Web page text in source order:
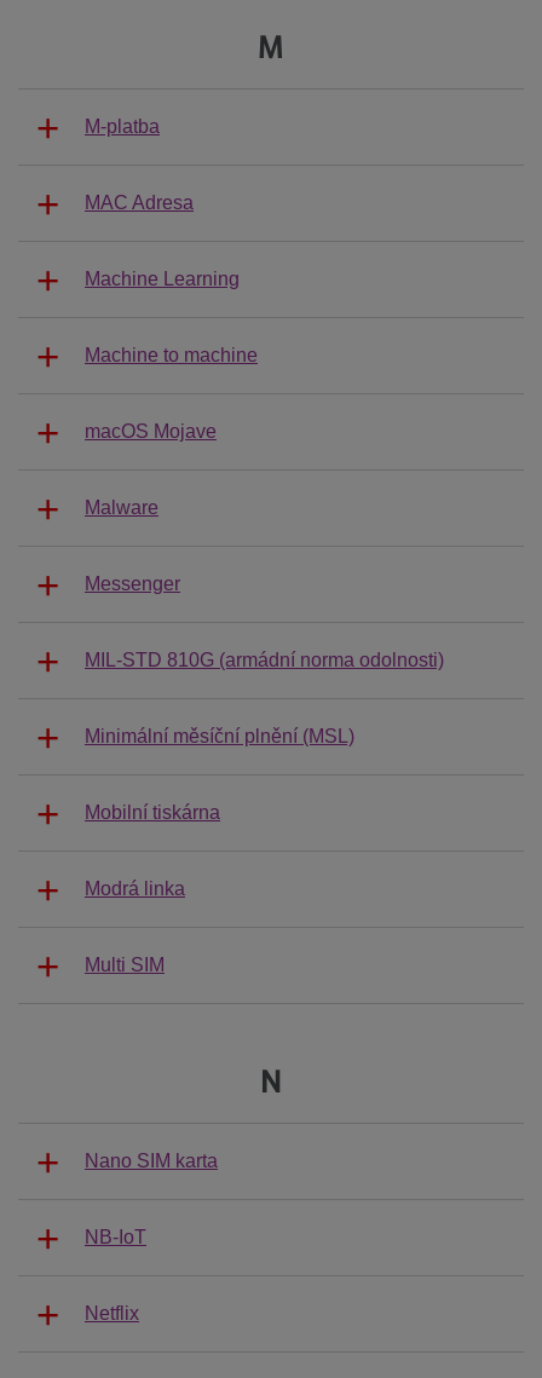
M
M-platba
MAC Adresa
Machine Learning
Machine to machine
macOS Mojave
Malware
Messenger
MIL-STD 810G (armádní norma odolnosti)
Minimální měsíční plnění (MSL)
Mobilní tiskárna
Modrá linka
Multi SIM
N
Nano SIM karta
NB-IoT
Netflix